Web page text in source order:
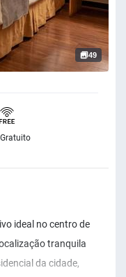
49
ideal no centro de
tranquila
da cidade,